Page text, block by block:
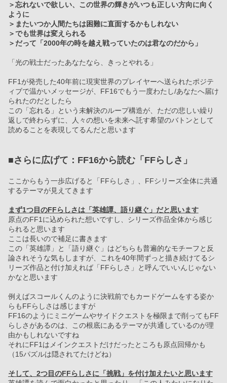
＞忘れないで欲しい、この世界の輝きがいつも正しい方向に向く
ように
＞またいつか人間たちは困難に直面するかもしれない
＞でも世界は変えられる
＞だって「2000年の時を越え戦っていたのは君なのだから」
「光の戦士だったあなたなら、きっとやれる」
FF1が発売した40年前に現実世界のプレイヤーへ送られたポジテ
ィブで温かいメッセージが、FF16でもう一度わたし/あなたへ届け
られたのだとしたら
この「忘れる」という未解決のループ構造が、ただの悲しい繰り
返しで終わらずに、人々の想いを未来へ託す希望のバトンとして
読めることを表現してるんだと思います
■さらに広げて：FF16から読む「FFらしさ」
ここからもう一歩広げると「FFらしさ」、FFシリーズ全体に共通
するテーマが見えてきます
まず1つ目のFFらしさは「英雄譚、語り継ぐ」だと思います
原点のFF1に込められた想いですし、シリーズ作品全体から感じ
られると思います
ここは長いので補足に書きます
この「英雄譚」と「語り継ぐ」はどちらも普遍的なモチーフと反
論されそうな気もしますが、これを40年間ずっと描き続けてるシ
リーズ作品と付け加えれば「FFらしさ」と呼んでいいんじゃない
かなと思います
例えばスコールくんのように決戦前でもカードゲームをする姿か
らもFFらしさは感じますが
FF16のようにミニゲームやサイドクエストを極限まで削ってもFF
らしさがあるのは、この根底にあるテーマが共通しているのが理
由かもしれないですね
それにFF1はメインクエストだけだったところも原点回帰かも
（15パズルは隠されてたけどね）
そして、2つ目のFFらしさに「挑戦」を付け加えたいと思います